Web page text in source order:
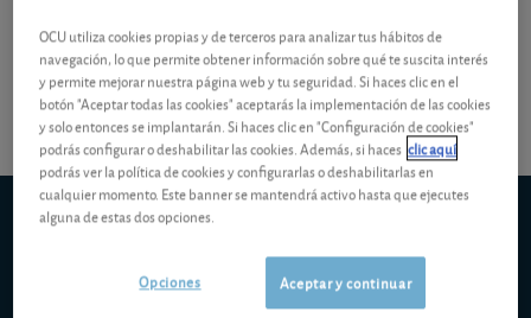
expertos están reservados a los socios.
5d 6m 10y
Amundi DJ Global Titans 50 UCITS ETF - Dist
OCU utiliza cookies propias y de terceros para analizar tus hábitos de
navegación, lo que permite obtener información sobre qué te suscita interés
y permite mejorar nuestra página web y tu seguridad. Si haces clic en el
botón "Aceptar todas las cookies" aceptarás la implementación de las cookies
y solo entonces se implantarán. Si haces clic en "Configuración de cookies"
podrás configurar o deshabilitar las cookies. Además, si haces clic aquí
podrás ver la política de cookies y configurarlas o deshabilitarlas en
cualquier momento. Este banner se mantendrá activo hasta que ejecutes
alguna de estas dos opciones.
Aceptar y continuar
Opciones